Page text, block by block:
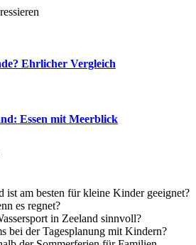
Ehrlicher Vergleich
Essen mit Meerblick
ist am besten für kleine Kinder geeignet?
es regnet?
in Zeeland sinnvoll?
bei der Tagesplanung mit Kindern?